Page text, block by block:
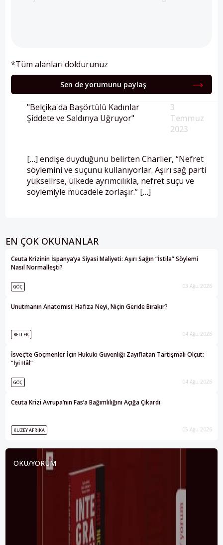
*Tüm alanları doldurunuz
Sen de yorumunu paylaş
"Belçika'da Başörtülü Kadınlar
Şiddete ve Saldırıya Uğruyor"
3
Temmuz
2023
[…] endişe duyduğunu belirten Charlier, “Nefret
söylemini ve suçunu kullanıyorlar. Aşırı sağ parti
yükselirse, ülkede ayrımcılıkla, nefret suçu ve
söylemiyle mücadele zorlaşır.” […]
EN ÇOK OKUNANLAR
Ceuta Krizinin İspanya’ya Siyasi Maliyeti: Aşırı Sağın “İstila” Söylemi
Nasıl Normalleşti?
GÖÇ 03 Ağu 2026
Unutmanın Anatomisi: Hafıza Neyi, Niçin Geride Bırakır?
BELLEK 04 Ağu 2026
İsveç’te Göçmenler İçin Hukuki Güvenliği Zayıflatan Tartışmalı Ölçüt:
“İyi Hâl”
GÖÇ 04 Ağu 2026
Ceuta Krizi Avrupa’nın Fas’a Bağımlılığını Açığa Çıkardı
KUZEY AFRIKA 05 Ağu 2026
OKU/YORUM